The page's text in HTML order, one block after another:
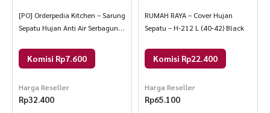
[PO] Orderpedia Kitchen – Sarung
Sepatu Hujan Anti Air Serbaguna
Komisi Rp7.600
Harga Reseller
Rp32.400
RUMAH RAYA – Cover Hujan
Sepatu – H-212 L (40-42) Black
Komisi Rp22.400
Harga Reseller
Rp65.100